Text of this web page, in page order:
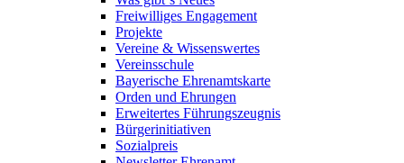
Freiwilliges Engagement
Projekte
Vereine & Wissenswertes
Vereinsschule
Bayerische Ehrenamtskarte
Orden und Ehrungen
Erweitertes Führungszeugnis
Bürgerinitiativen
Sozialpreis